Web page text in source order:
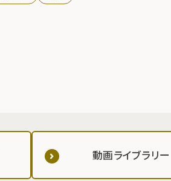
動画ライブラリー